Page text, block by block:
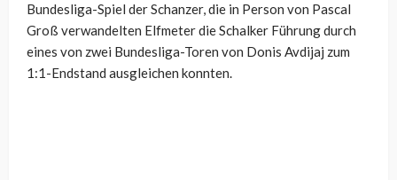
Bundesliga-Spiel der Schanzer, die in Person von Pascal
Groß verwandelten Elfmeter die Schalker Führung durch
eines von zwei Bundesliga-Toren von Donis Avdijaj zum
1:1-Endstand ausgleichen konnten.